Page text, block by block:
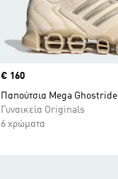
Price
€ 160
Παπούτσια Mega Ghostride
Γυναικεία Originals
6 χρώματα